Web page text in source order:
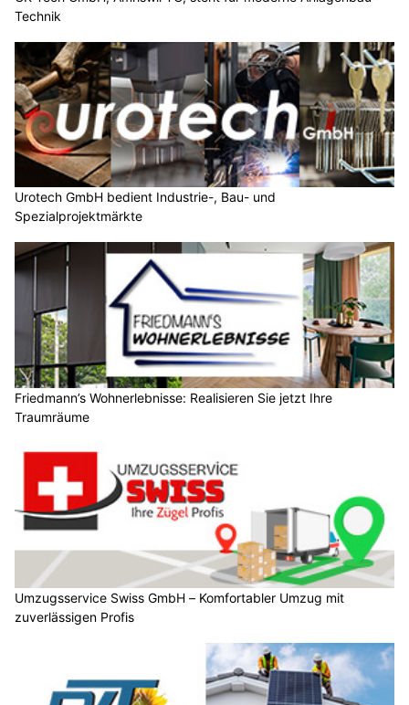
Technik
Urotech GmbH bedient Industrie-, Bau- und
Spezialprojektmärkte
Friedmann’s Wohnerlebnisse: Realisieren Sie jetzt Ihre
Traumräume
Umzugsservice Swiss GmbH – Komfortabler Umzug mit
zuverlässigen Profis